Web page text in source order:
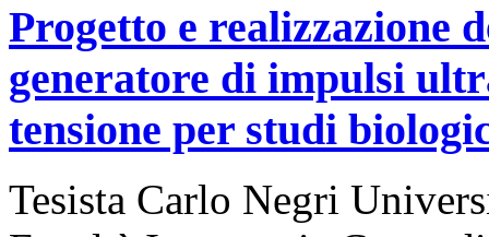
Progetto e realizzazione
generatore di impulsi
tensione per studi
Tesista Carlo Negri